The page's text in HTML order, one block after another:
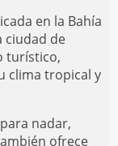
en la Bahía
ciudad de
turístico,
clima tropical y
nadar,
ofrece